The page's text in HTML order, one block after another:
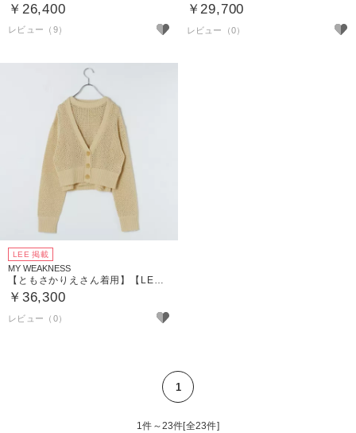
￥26,400
レビュー（9）
￥29,700
LEE 掲載
MY WEAKNESS
【ともさかりえさん着用】【LEE別注】【洗える】Knit Ensemble （ニットアンサンブル）
￥36,300
1
1件～23件[全23件]